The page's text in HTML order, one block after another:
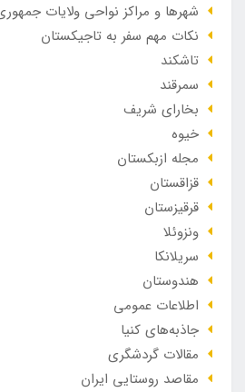
شهرها و مراکز نواحی ولایات
نکات مهم سفر به تاجیکستان
تاشکند
سمرقند
بخارای شریف
خیوه
مجله ازبکستان
قزاقستان
قرقیزستان
ونزوئلا
سریلانکا
هندوستان
اطلاعات عمومی
جاذبه‌های کنیا
مقالات گردشگری
مقاصد روستایی ایران